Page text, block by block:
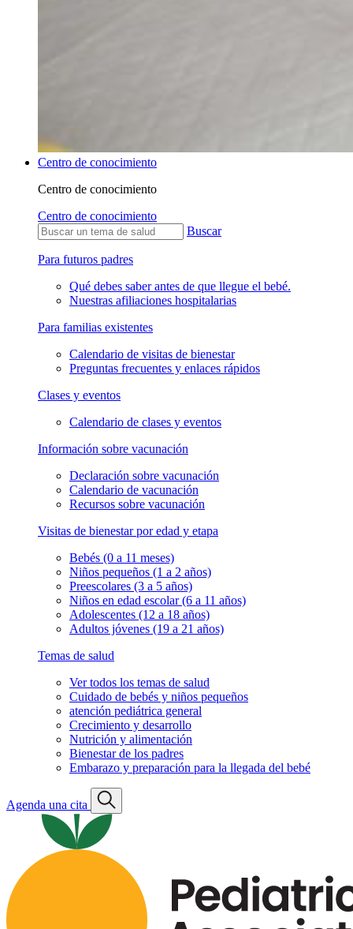
Centro de conocimiento
Centro de conocimiento
Centro de conocimiento
Buscar
Para futuros padres
Qué debes saber antes de que llegue el bebé.
Nuestras afiliaciones hospitalarias
Para familias existentes
Calendario de visitas de bienestar
Preguntas frecuentes y enlaces rápidos
Clases y eventos
Calendario de clases y eventos
Información sobre vacunación
Declaración sobre vacunación
Calendario de vacunación
Recursos sobre vacunación
Visitas de bienestar por edad y etapa
Bebés (0 a 11 meses)
Niños pequeños (1 a 2 años)
Preescolares (3 a 5 años)
Niños en edad escolar (6 a 11 años)
Adolescentes (12 a 18 años)
Adultos jóvenes (19 a 21 años)
Temas de salud
Ver todos los temas de salud
Cuidado de bebés y niños pequeños
atención pediátrica general
Crecimiento y desarrollo
Nutrición y alimentación
Bienestar de los padres
Embarazo y preparación para la llegada del bebé
Agenda una cita